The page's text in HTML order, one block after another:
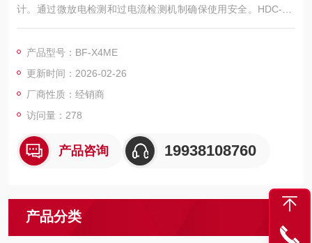
计。通过微放电检测和过电流检测机制确保使用安全。HDC-AC
技术实现长期稳定的除电性能。
产品型号：BF-X4ME
更新时间：2026-02-26
厂商性质：经销商
访问量：278
产品咨询 19938108760
产品分类